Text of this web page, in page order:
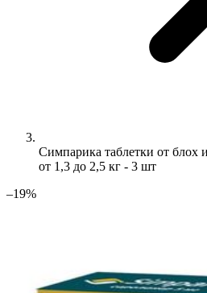
Симпарика таблетки от блох
от 1,3 до 2,5 кг - 3 шт
–19%